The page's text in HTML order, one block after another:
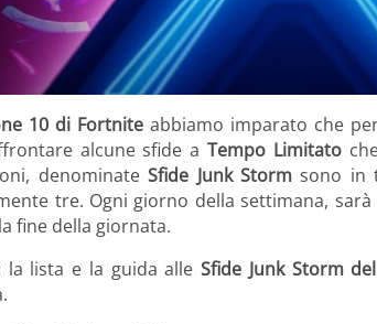
10 di Fortnite abbiamo imparato che
alcune sfide aTempo Limitato
denominateSfide Junk Storm sono in
tre. Ogni giorno della settimana,
fine della giornata.
la lista e la guida alleSfide Junk Storm